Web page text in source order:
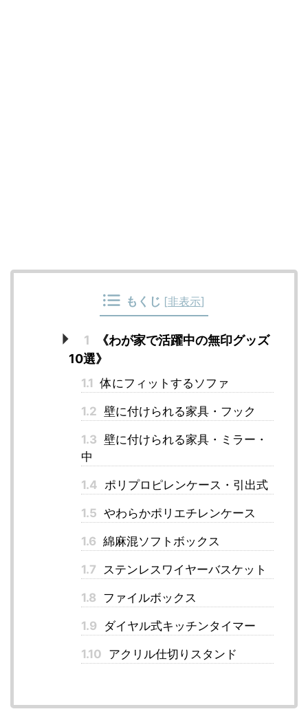
もくじ [非表示]
1
《わが家で活躍中の無印グッズ
10選》
1.1 体にフィットするソファ
1.2 壁に付けられる家具・フック
1.3 壁に付けられる家具・ミラー・
中
1.4 ポリプロピレンケース・引出式
1.5 やわらかポリエチレンケース
1.6 綿麻混ソフトボックス
1.7 ステンレスワイヤーバスケット
1.8 ファイルボックス
1.9 ダイヤル式キッチンタイマー
1.10 アクリル仕切りスタンド